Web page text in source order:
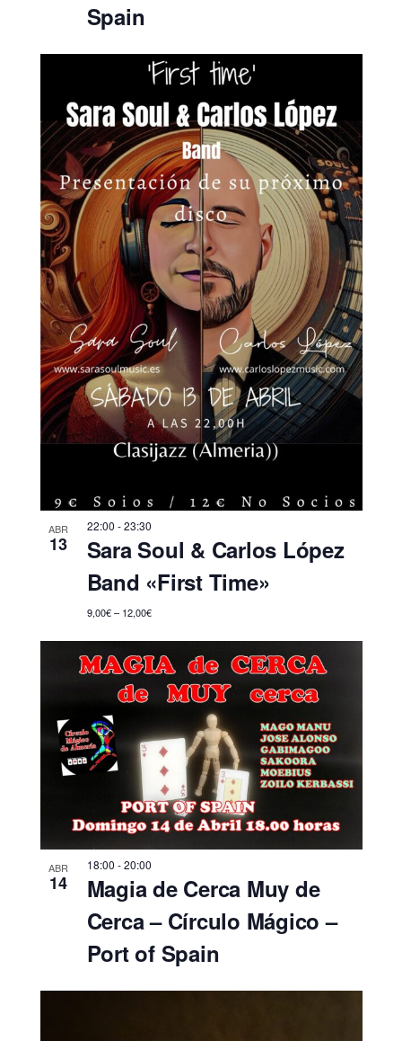
Spain
ABR
13
22:00 -23:30
Sara Soul & Carlos López
Band «First Time»
9,00€ – 12,00€
ABR
14
18:00 -20:00
Magia de Cerca Muy de
Cerca – Círculo Mágico –
Port of Spain